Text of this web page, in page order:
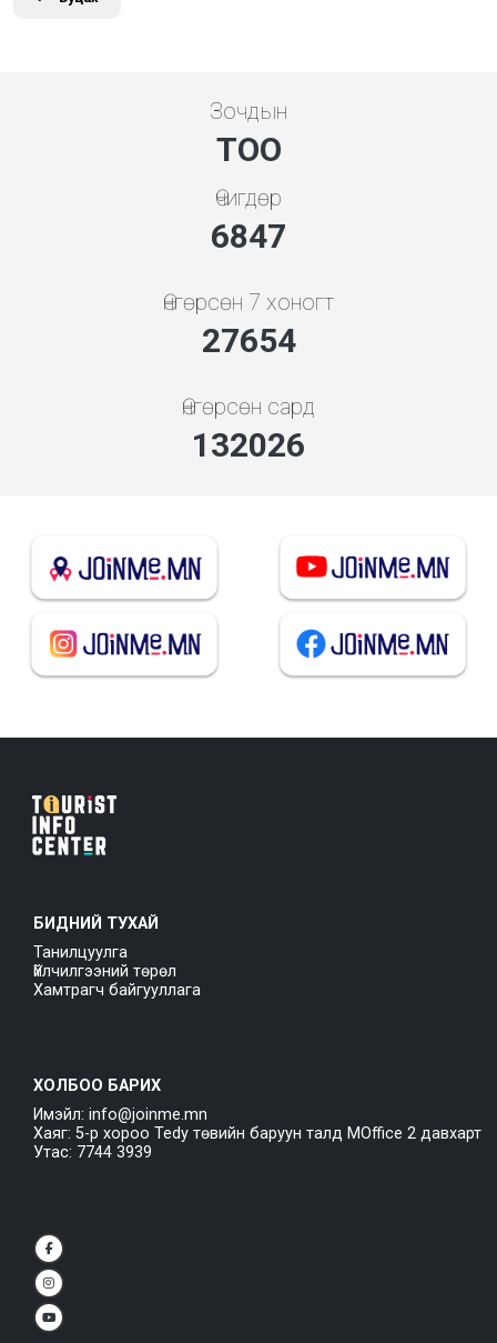
Зочдын
ТОО
Өчигдөр
7354
Өнгөрсөн 7 хоногт
29703
Өнгөрсөн сард
141806
БИДНИЙ ТУХАЙ
Танилцуулга
Үйлчилгээний төрөл
Хамтрагч байгууллага
ХОЛБОО БАРИХ
Имэйл: info@joinme.mn
Хаяг: 5-р хороо Tedy төвийн баруун талд MOffice 2 давхарт
Утас: 7744 3939